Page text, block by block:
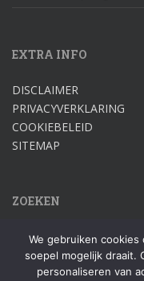
EXTRA INFO
DISCLAIMER
PRIVACYVERKLARING
COOKIEBELEID
SITEMAP
ZOEKEN
Zoek
naar:
We gebruiken
soepel mogelijk draait.
personaliseren van